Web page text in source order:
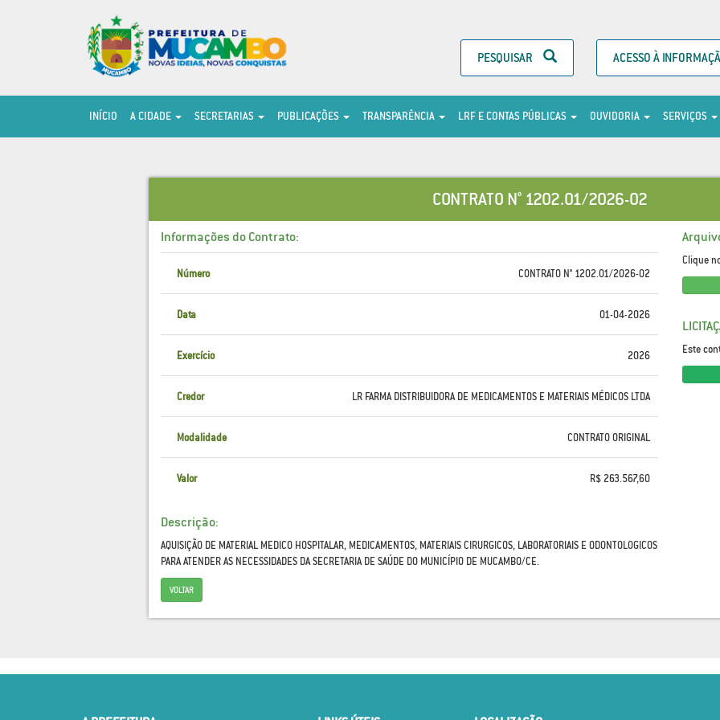
PESQUISAR ACESSO À
INÍCIO A CIDADE SECRETARIAS PUBLICAÇÕES TRANSPARÊNCIA LRF E CONTAS PÚBLICAS OUVIDORIA SERVIÇOS
CONTRATO N° 1202.01/2026-02
Informações do Contrato:
Número CONTRATO N° 1202.01/2026-02
Data 01-04-2026
Exercício 2026
Credor LR FARMA DISTRIBUIDORA DE MEDICAMENTOS E MATERIAIS MÉDICOS LTDA
Modalidade CONTRATO ORIGINAL
Valor R$ 263.567,60
Descrição:
AQUISIÇÃO DE MATERIAL MEDICO HOSPITALAR, MEDICAMENTOS, MATERIAIS CIRURGICOS, LABORATORIAIS E ODONTOLOGICOS
PARA ATENDER AS NECESSIDADES DA SECRETARIA DE SAÚDE DO MUNICÍPIO DE MUCAMBO/CE.
VOLTAR
Clique
Este